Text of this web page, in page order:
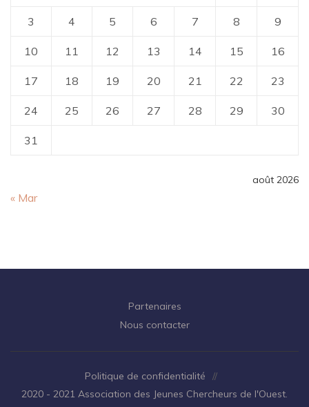
août 2026
3 4 5 6 7 8 9
10 11 12 13 14 15 16
17 18 19 20 21 22 23
24 25 26 27 28 29 30
31
« Mar
Partenaires
Nous contacter
Politique de confidentialité
//
2020 - 2021 Association des Jeunes Chercheurs de l'Ouest.